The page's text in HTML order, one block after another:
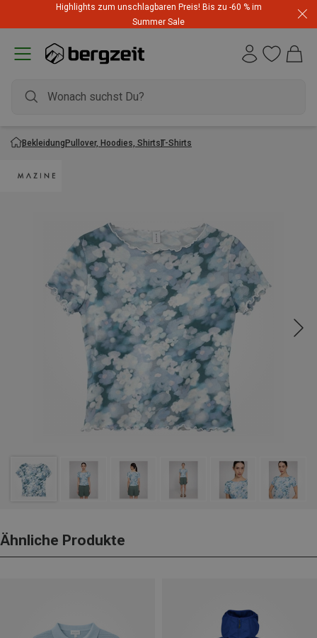
Highlights zum unschlagbaren Preis! Bis zu -60 % im
Summer Sale
BekleidungPullover, Hoodies, ShirtsT-Shirts
Ähnliche Produkte